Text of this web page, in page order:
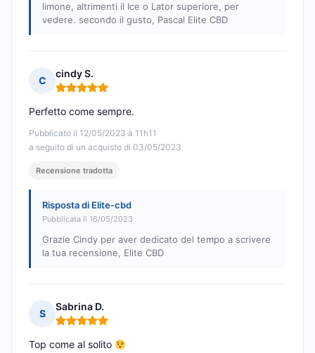
limone, altrimenti il Ice o Lator superiore, per
vedere. secondo il gusto, Pascal Elite CBD
C
cindy S.
Nota: 5 su 5
Pubblicato il 12/05/2023 à 11h11
a seguito di un acquisto di 03/05/2023
Perfetto come sempre.
Recensione tradotta
Risposta di Elite-cbd
Pubblicata il 16/05/2023
Grazie Cindy per aver dedicato del tempo a scrivere
la tua recensione, Elite CBD
S
Sabrina D.
Nota: 5 su 5
Top come al solito